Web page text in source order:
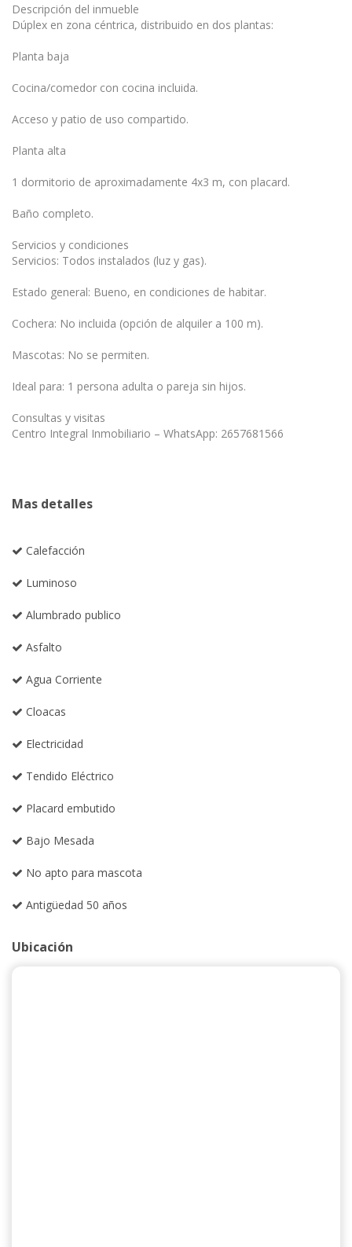
Descripción del inmueble
Dúplex en zona céntrica, distribuido en dos plantas:
Planta baja
Cocina/comedor con cocina incluida.
Acceso y patio de uso compartido.
Planta alta
1 dormitorio de aproximadamente 4x3 m, con placard.
Baño completo.
Servicios y condiciones
Servicios: Todos instalados (luz y gas).
Estado general: Bueno, en condiciones de habitar.
Cochera: No incluida (opción de alquiler a 100 m).
Mascotas: No se permiten.
Ideal para: 1 persona adulta o pareja sin hijos.
Consultas y visitas
Centro Integral Inmobiliario – WhatsApp: 2657681566
Mas detalles
Calefacción
Luminoso
Alumbrado publico
Asfalto
Agua Corriente
Cloacas
Electricidad
Tendido Eléctrico
Placard embutido
Bajo Mesada
No apto para mascota
Antigüedad 50 años
Ubicación